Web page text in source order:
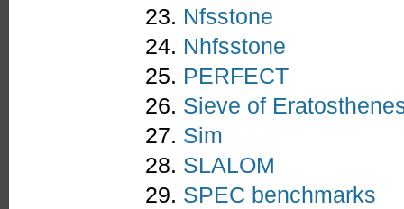
Nfsstone
Nhfsstone
PERFECT
Sieve of
Sim
SLALOM
SPEC benchmarks